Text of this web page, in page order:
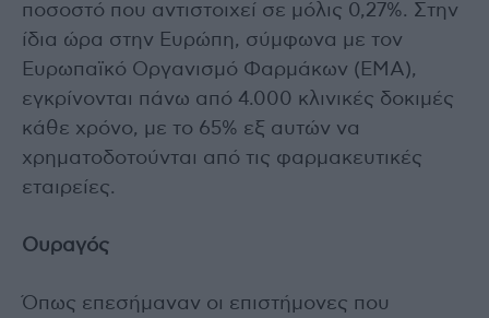
ποσοστό που αντιστοιχεί σε μόλις 0,27%. Στην
ίδια ώρα στην Ευρώπη, σύμφωνα με τον
Ευρωπαϊκό Οργανισμό Φαρμάκων (EMA),
εγκρίνονται πάνω από 4.000 κλινικές δοκιμές
κάθε χρόνο, με το 65% εξ αυτών να
χρηματοδοτούνται από τις φαρμακευτικές
εταιρείες.
Ουραγός
Όπως επεσήμαναν οι επιστήμονες που